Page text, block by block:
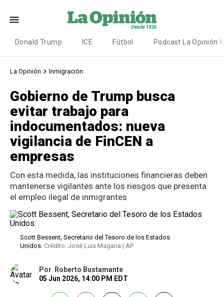
Donald Trump ICE Fútbol Podcast La Opinión
La Opinión Inmigración
Gobierno de Trump busca
evitar trabajo para
indocumentados: nueva
vigilancia de FinCEN a
empresas
Con esta medida, las instituciones financieras deben
mantenerse vigilantes ante los riesgos que presenta
el empleo ilegal de inmigrantes
Scott Bessent, Secretario del Tesoro de los Estados
Unidos. Crédito: José Luis Magana | AP
Por
Roberto Bustamante
05 Jun 2026, 14:00 PM EDT